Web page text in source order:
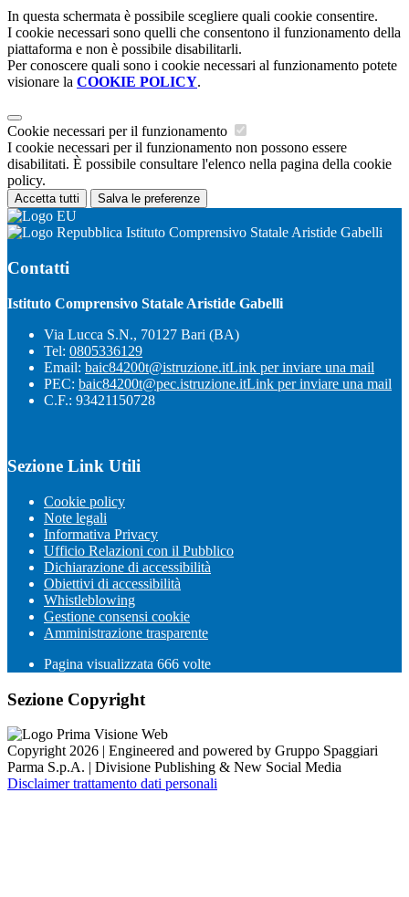
In questa schermata è possibile scegliere quali cookie consentire.
I cookie necessari sono quelli che consentono il funzionamento della
piattaforma e non è possibile disabilitarli.
Per conoscere quali sono i cookie necessari al funzionamento potete
visionare la COOKIE POLICY.
Cookie necessari per il funzionamento
I cookie necessari per il funzionamento non possono essere
disabilitati. È possibile consultare l'elenco nella pagina della cookie
policy.
Accetta tutti Salva le preferenze
Istituto Comprensivo Statale Aristide Gabelli
Contatti
Istituto Comprensivo Statale Aristide Gabelli
Via Lucca S.N., 70127 Bari (BA)
Tel: 0805336129
Email: baic84200t@istruzione.itLink per inviare una mail
PEC: baic84200t@pec.istruzione.itLink per inviare una mail
C.F.: 93421150728
Sezione Link Utili
Cookie policy
Note legali
Informativa Privacy
Ufficio Relazioni con il Pubblico
Dichiarazione di accessibilità
Obiettivi di accessibilità
Whistleblowing
Gestione consensi cookie
Amministrazione trasparente
Pagina visualizzata 666 volte
Sezione Copyright
Copyright 2026 | Engineered and powered by Gruppo Spaggiari
Parma S.p.A. | Divisione Publishing & New Social Media
Disclaimer trattamento dati personali